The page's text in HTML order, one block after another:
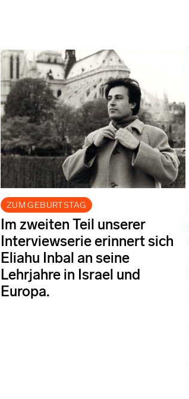
ZUM GEBURTSTAG
Im zweiten Teil unserer
Interviewserie erinnert sich
Eliahu Inbal an seine
Lehrjahre in Israel und
Europa.